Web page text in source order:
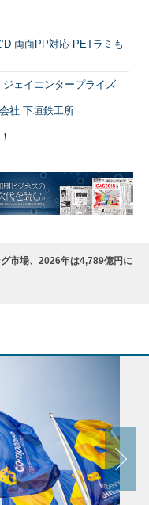
両面PP対応 PETラミも
ェイエンタープライズ
社 下垣鉄工所
市場、2026年は4,789億円に